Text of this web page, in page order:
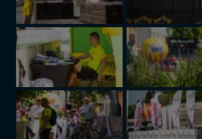
Klikając znak X lub przycisk
wyrażasz zgodę na
Nasz serwis nie wykorzystuje
Twoich danych innym
trzecim. Wyjątkiem jest
Twoich danych jest elementem
danych z formularza
w przypadku rezerwacji usług